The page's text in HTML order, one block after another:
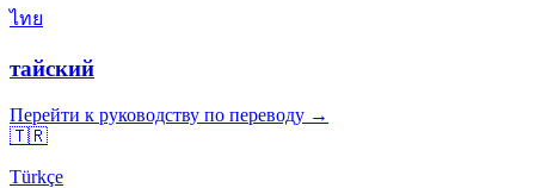
ไทย
тайский
Перейти к руководству по переводу →
🇹🇷
Türkçe